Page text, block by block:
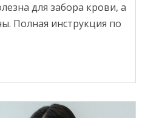
для забора крови, а
Полная инструкция по